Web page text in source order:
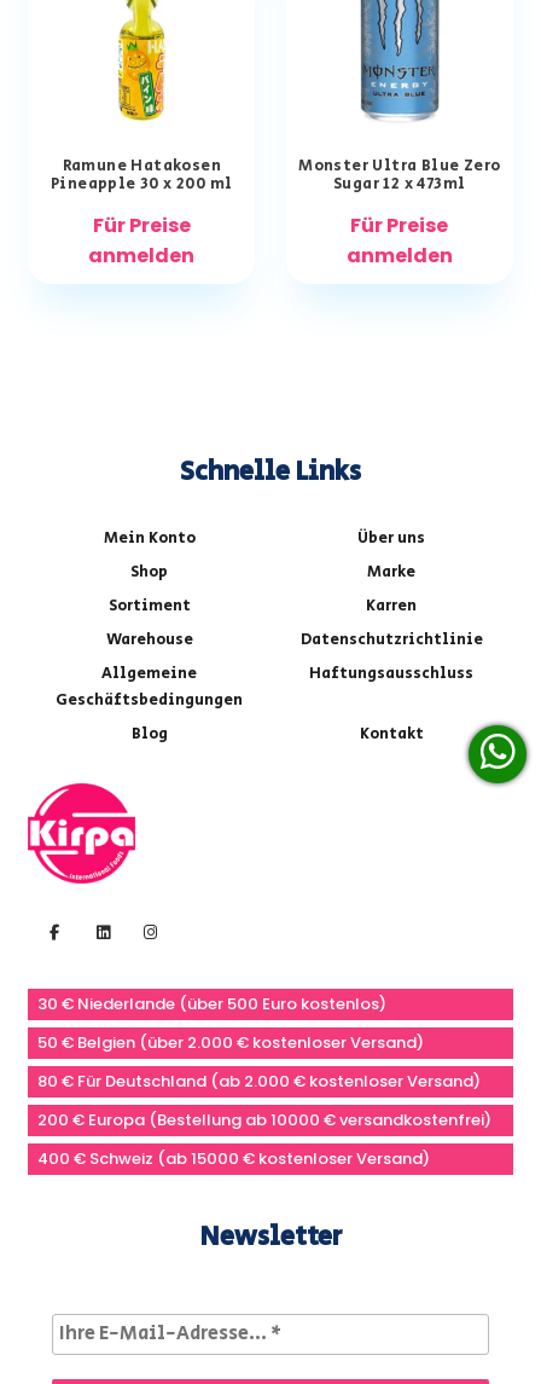
Ramune Hatakosen
Pineapple 30 x 200 ml
Für Preise
anmelden
Monster Ultra Blue Zero
Sugar 12 x 473ml
Für Preise
anmelden
Schnelle Links
Mein Konto
Über uns
Shop
Marke
Sortiment
Karren
Warehouse
Datenschutzrichtlinie
Allgemeine
Geschäftsbedingungen
Haftungsausschluss
Blog Kontakt
30 € Niederlande (über 500 Euro kostenlos)
50 € Belgien (über 2.000 € kostenloser Versand)
80 € Für Deutschland (ab 2.000 € kostenloser Versand)
200 € Europa (Bestellung ab 10000 € versandkostenfrei)
400 € Schweiz (ab 15000 € kostenloser Versand)
Newsletter